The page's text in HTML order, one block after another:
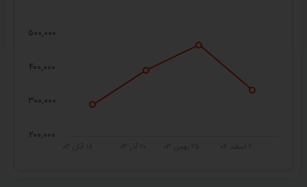
۲۰۰,۰۰۰
۳۰۰,۰۰۰
۴۰۰,۰۰۰
۵۰۰,۰۰۰